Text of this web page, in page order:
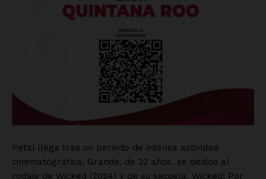
Petal llega tras un periodo de intensa actividad
cinematográfica. Grande, de 32 años, se dedicó al
rodaje de Wicked (2024) y de su secuela, Wicked: Por